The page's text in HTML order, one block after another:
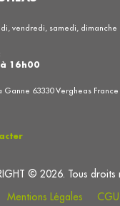
Ganne 63330 Vergheas France
vendredi, samedi, dimanche :
16h00
© 2026. Tous droits
Mentions Légales
CGU